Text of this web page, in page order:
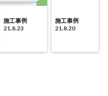
施工事例
21.8.23
施工事例
21.8.20